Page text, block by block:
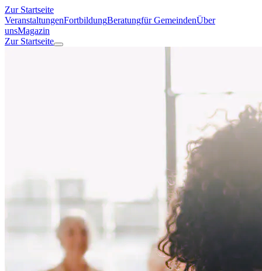
Zur Startseite
VeranstaltungenFortbildungBeratungfür GemeindenÜber
unsMagazin
Zur Startseite